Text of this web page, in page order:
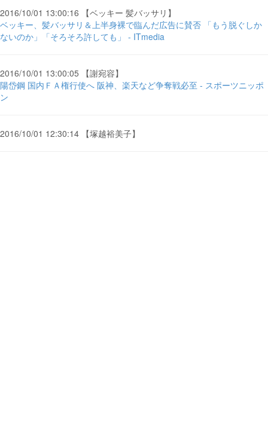
2016/10/01 13:00:16 【ベッキー 髪バッサリ】
ベッキー、髪バッサリ＆上半身裸で臨んだ広告に賛否 「もう脱ぐしか
ないのか」「そろそろ許しても」 - ITmedia
2016/10/01 13:00:05 【謝宛容】
陽岱鋼 国内ＦＡ権行使へ 阪神、楽天など争奪戦必至 - スポーツニッポ
ン
2016/10/01 12:30:14 【塚越裕美子】